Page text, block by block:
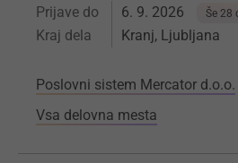
Prijave do 6. 9. 2026 Še 28
Kraj dela Kranj, Ljubljana
Poslovni sistem Mercator d.o.o.
Vsa delovna mesta